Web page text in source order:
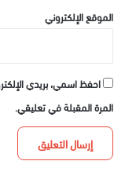
الموقع الإلكتروني
احفظ اسمي، بريدي
المرة المقبلة في تعليقي.